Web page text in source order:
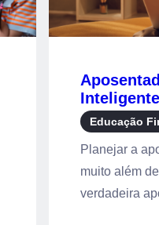
em
Educação
Planejar a
muito além
verdadeira